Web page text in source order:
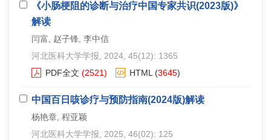
《小肠梗阻的诊断与治疗中国专家共识(2023版)》
解读
闫富, 赵子锋, 李中信
河北医科大学学报 , 2024, 45(12): 1365
PDF全文 (2521) HTML (3645)
中国百日咳诊疗与预防指南(2024版)解读
杨艳章, 程亚颖
河北医科大学学报 , 2025, 46(02): 125